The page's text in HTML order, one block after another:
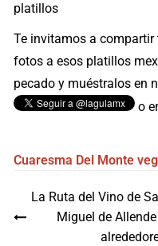
platillos
Te invitamos a
fotos a esos platillos
pecado y muéstralos en
o
Cuaresma Del Monte
deLa Ruta del Vino de
Miguel de